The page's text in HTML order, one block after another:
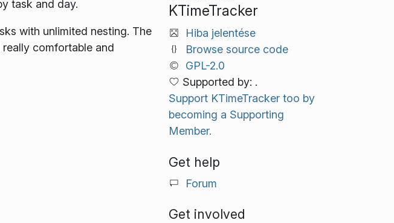
task and day.
with unlimited nesting. The
comfortable and
KTimeTracker
Hiba jelentése
Browse source code
GPL-2.0
Supported by: .
Support KTimeTracker too by
becoming a Supporting
Member.
Get help
Forum
Get involved